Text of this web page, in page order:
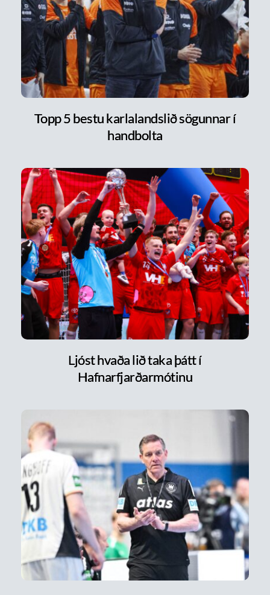
Topp 5 bestu karlalandslið sögunnar í
handbolta
Ljóst hvaða lið taka þátt í
Hafnarfjarðarmótinu